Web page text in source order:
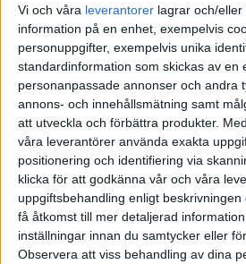
Vi och våra leverantorer lagrar och/
information på en enhet, exempelvis
personuppgifter, exempelvis unika
standardinformation som skickas av en
personanpassade annonser och andra
annons- och innehållsmätning samt
att utveckla och förbättra produkter.
våra leverantörer använda exakta
positionering och identifiering via
klicka för att godkänna vår och våra
uppgiftsbehandling enligt
få åtkomst till mer detaljerad
inställningar innan du samtycker eller
Observera att viss behandling av dina
mellan frihet och gränslöshet.
Vi tror också att all kunskap vi
hjärna fungerar och vad den
fungera optimalt kommer ta
börjar strukturera vår arbetsdag
behov.
Så kalladewearablessom
kommer fortsätta öka i
Vi ser behov att förändra